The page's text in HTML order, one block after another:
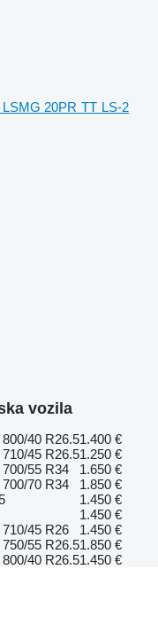
LSMG 20PR TT LS-2
vozila
40 R26.51.400 €
45 R26.51.250 €
55 R34
1.650 €
70 R34
1.850 €
1.450 €
1.450 €
45 R26
1.450 €
55 R26.51.850 €
40 R26.51.450 €